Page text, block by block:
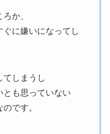
か、
ぐに嫌いになってし
てしまうし
とも思っていない
です。